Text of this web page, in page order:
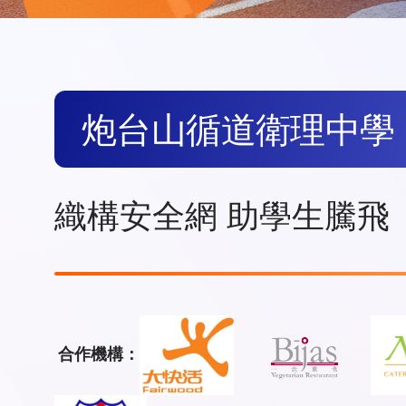
炮台山循道衛理中學
織構安全網 助學生騰飛
合作機構：